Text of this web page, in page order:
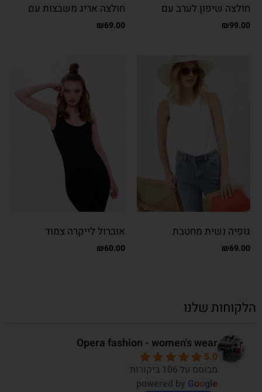
חולצה שיפון לערב עם
כפתורים קטנים
₪99.00
חולצה אריג משבצות עם
כפתורים
₪69.00
גופיה נשית מחטבת
₪69.00
אוברול לייקרה צמוד
₪60.00
הלקוחות שלנו
Opera fashion - women's wear
5.0
מבוסס על 106 ביקורות
powered by Google